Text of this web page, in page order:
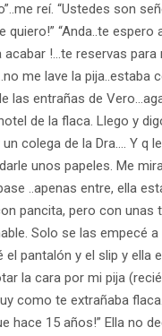
reí. “Ustedes son
quiero!” “Anda..te espero
!…te reservas para
me lave la pija..estaba
las entrañas de
de la flaca. Llego y
colega de la Dra…. Y q
unos papeles. Me
..apenas entre, ella
pancita, pero con unas
Solo se las empecé
el pantalón y el slip y ella
la cara por mi pija
como te extrañaba
hace 15 años!” Ella no